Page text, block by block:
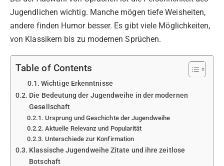
Jugendlichen wichtig. Manche mögen tiefe Weisheiten,
andere finden Humor besser. Es gibt viele Möglichkeiten,
von Klassikern bis zu modernen Sprüchen.
Table of Contents
Wichtige Erkenntnisse
Die Bedeutung der Jugendweihe in der modernen
Gesellschaft
Ursprung und Geschichte der Jugendweihe
Aktuelle Relevanz und Popularität
Unterschiede zur Konfirmation
Klassische Jugendweihe Zitate und ihre zeitlose
Botschaft